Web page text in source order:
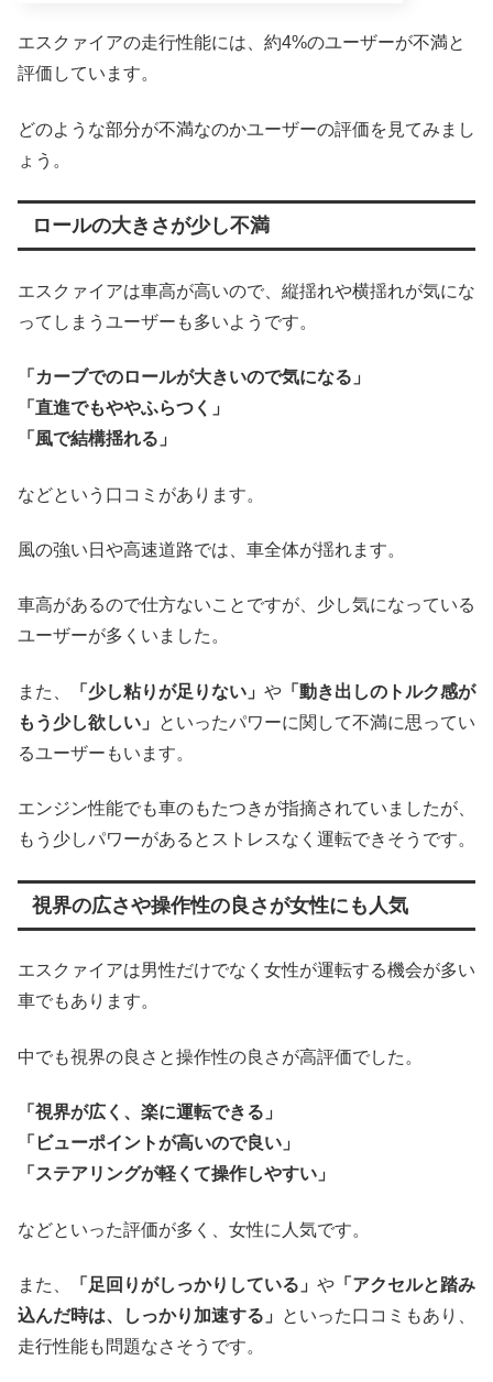
エスクァイアの走行性能には、約4%のユーザーが不満と
評価しています。
どのような部分が不満なのかユーザーの評価を見てみまし
ょう。
ロールの大きさが少し不満
エスクァイアは車高が高いので、縦揺れや横揺れが気にな
ってしまうユーザーも多いようです。
「カーブでのロールが大きいので気になる」
「直進でもややふらつく」
「風で結構揺れる」
などという口コミがあります。
風の強い日や高速道路では、車全体が揺れます。
車高があるので仕方ないことですが、少し気になっている
ユーザーが多くいました。
また、 「少し粘りが足りない」 や 「動き出しのトルク感が
もう少し欲しい」
といったパワーに関して不満に思ってい
るユーザーもいます。
エンジン性能でも車のもたつきが指摘されていましたが、
もう少しパワーがあるとストレスなく運転できそうです。
視界の広さや操作性の良さが女性にも人気
エスクァイアは男性だけでなく女性が運転する機会が多い
車でもあります。
中でも視界の良さと操作性の良さが高評価でした。
「視界が広く、楽に運転できる」
「ビューポイントが高いので良い」
「ステアリングが軽くて操作しやすい」
などといった評価が多く、女性に人気です。
また、 「足回りがしっかりしている」 や 「アクセルと踏み
込んだ時は、しっかり加速する」
といった口コミもあり、
走行性能も問題なさそうです。